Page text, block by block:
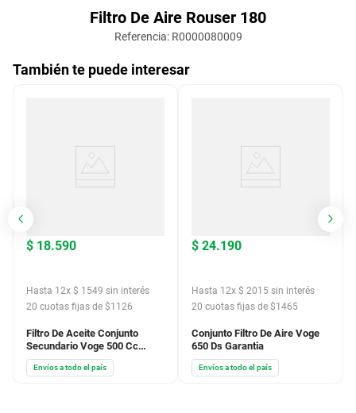
Filtro De Aire Rouser 180
Referencia: R0000080009
También te puede interesar
$ 18.590
Hasta 12x $ 1549 sin interés
20 cuotas fijas de $1126
Filtro De Aceite Conjunto
Secundario Voge 500 Cc
Garantia
Envíos a todo el país
$ 24.190
Hasta 12x $ 2015 sin interés
20 cuotas fijas de $1465
Conjunto Filtro De Aire Voge
650 Ds Garantia
Envíos a todo el país